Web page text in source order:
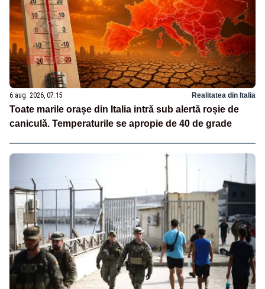
6 aug. 2026, 07:15 Realitatea din Italia
Toate marile orașe din Italia intră sub alertă roșie de
caniculă. Temperaturile se apropie de 40 de grade